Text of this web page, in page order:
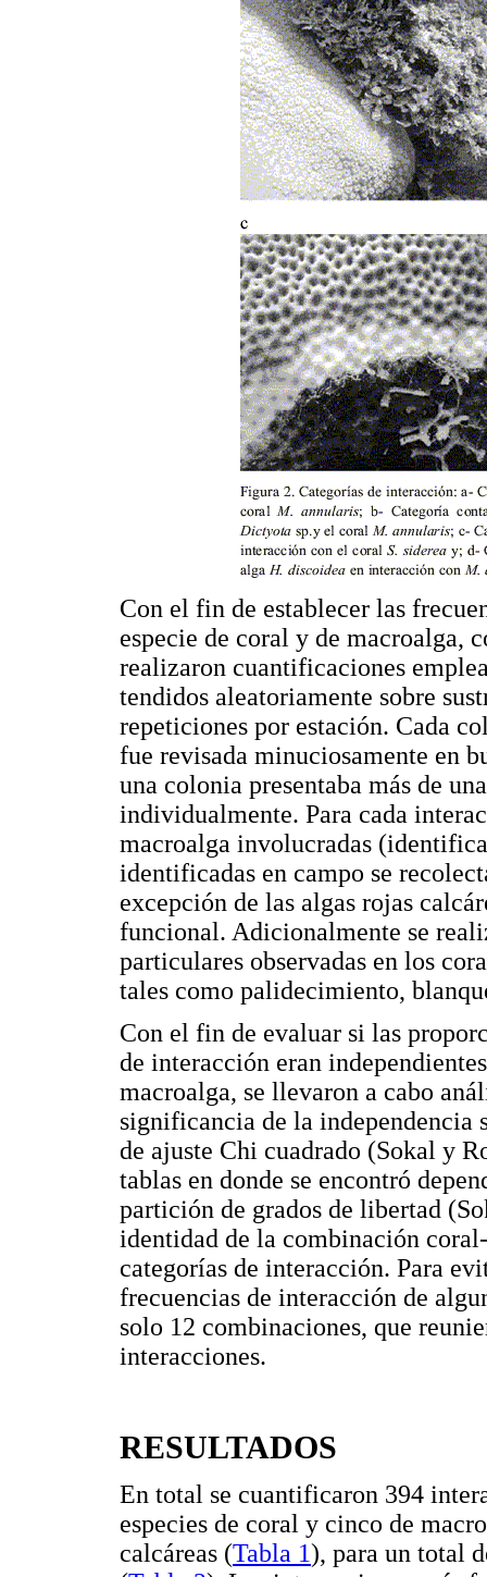
Con el fin de establecer las
especie de coral y de macroalga,
realizaron cuantificaciones
tendidos aleatoriamente sobre
repeticiones por estación. Cada
fue revisada minuciosamente en
una colonia presentaba más de
individualmente. Para cada
macroalga involucradas
identificadas en campo se
excepción de las algas rojas
funcional. Adicionalmente se
particulares observadas en los
tales como palidecimiento,
Con el fin de evaluar si las
de interacción eran
macroalga, se llevaron a cabo
significancia de la independencia
de ajuste Chi cuadrado (Sokal y
tablas en donde se encontró
partición de grados de libertad
identidad de la combinación
categorías de interacción. Para
frecuencias de interacción de
solo 12 combinaciones, que
interacciones.
RESULTADOS
En total se cuantificaron 394
especies de coral y cinco de
calcáreas (Tabla 1), para un total